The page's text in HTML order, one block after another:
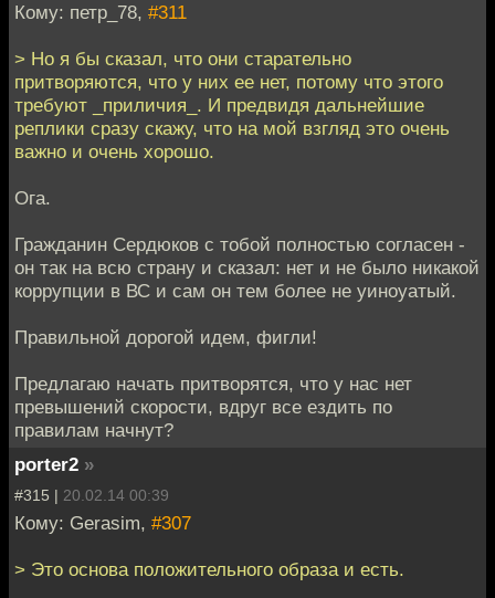
Кому: петр_78, #311
> Но я бы сказал, что они старательно
притворяются, что у них ее нет, потому что этого
требуют _приличия_. И предвидя дальнейшие
реплики сразу скажу, что на мой взгляд это очень
важно и очень хорошо.
Ога.
Гражданин Сердюков с тобой полностью согласен -
он так на всю страну и сказал: нет и не было никакой
коррупции в ВС и сам он тем более не уиноуатый.
Правильной дорогой идем, фигли!
Предлагаю начать притворятся, что у нас нет
превышений скорости, вдруг все ездить по
правилам начнут?
porter2 »
#315 | 20.02.14 00:39
Кому: Gerasim, #307
> Это основа положительного образа и есть.